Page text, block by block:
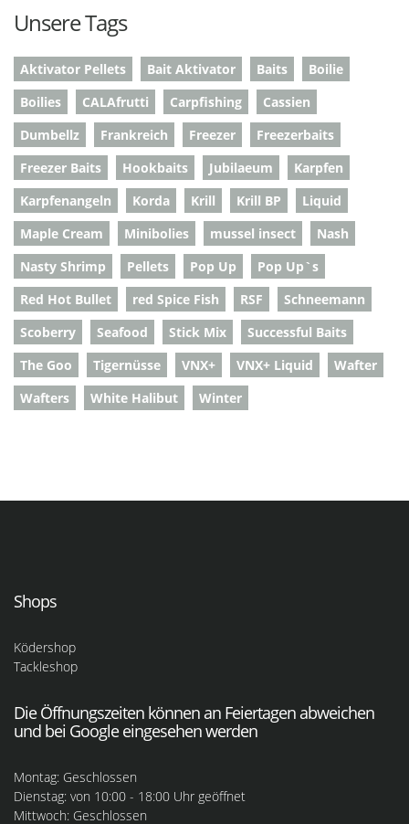
Unsere Tags
Aktivator Pellets Bait Aktivator Baits
Boilie
Boilies
CALAfrutti Carpfishing
Cassien
Dumbellz
Frankreich Freezer
Freezerbaits
Freezer Baits
Hookbaits Jubilaeum
Karpfen
Karpfenangeln
Korda Krill Krill BP
Liquid
Maple Cream
Minibolies mussel insect
Nash
Nasty Shrimp
Pellets Pop Up
Pop Up`s
Red Hot Bullet
red Spice Fish RSF
Schneemann
Scoberry
Seafood Stick Mix
Successful Baits
The Goo
Tigernüsse VNX+ VNX+ Liquid
Wafter
Wafters
White Halibut Winter
Shops
Ködershop
Tackleshop
Die Öffnungszeiten können an Feiertagen abweichen
und bei Google eingesehen werden
Montag: Geschlossen
Dienstag: von 10:00 - 18:00 Uhr geöffnet
Mittwoch: Geschlossen